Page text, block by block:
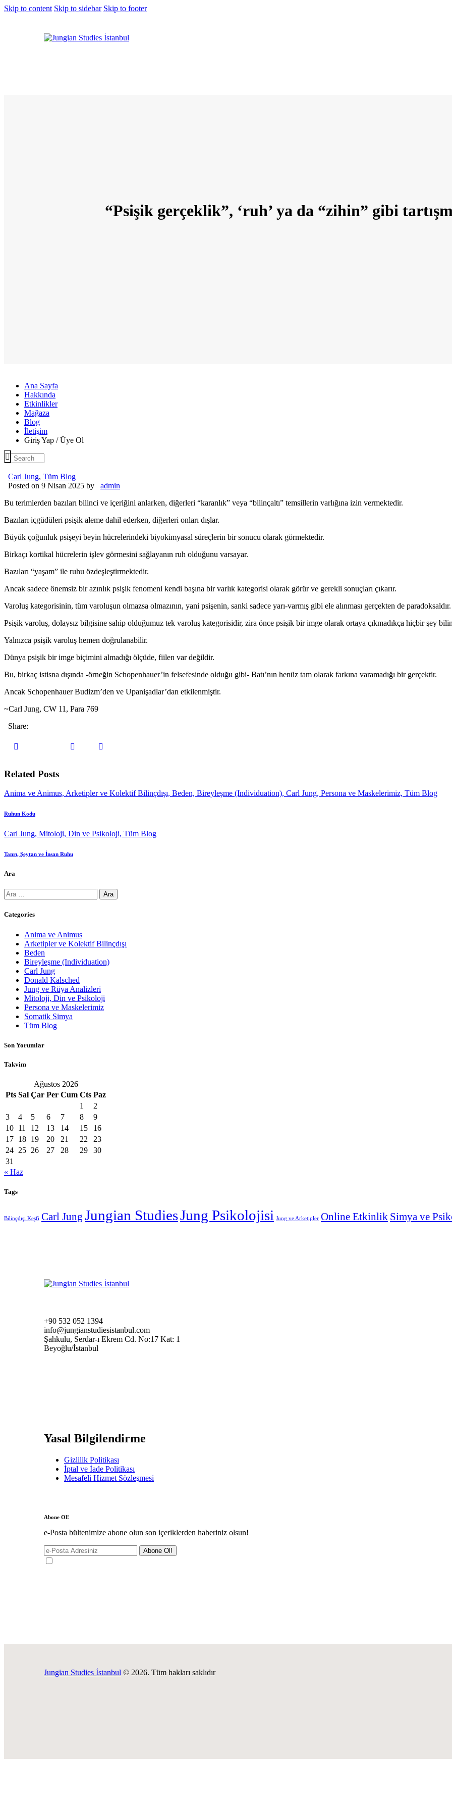
Skip to content Skip to sidebar Skip to footer
“Psişik gerçeklik”, ‘ruh’ ya da “zihin” gibi
Ana Sayfa
Hakkında
Etkinlikler
Mağaza
Blog
İletişim
Giriş Yap / Üye Ol
Carl Jung, Tüm Blog
Posted on 9 Nisan 2025 by
admin
Bu terimlerden bazıları bilinci ve içeriğini anlarken, diğerleri “karanlık” veya “bilinçaltı” temsillerin varlığına izin vermektedir.
Bazıları içgüdüleri psişik aleme dahil ederken, diğerleri onları dışlar.
Büyük çoğunluk psişeyi beyin hücrelerindeki biyokimyasal süreçlerin bir sonucu olarak görmektedir.
Birkaçı kortikal hücrelerin işlev görmesini sağlayanın ruh olduğunu varsayar.
Bazıları “yaşam” ile ruhu özdeşleştirmektedir.
Ancak sadece önemsiz bir azınlık psişik fenomeni kendi başına bir varlık kategorisi olarak görür ve gerekli sonuçları çıkarır.
Varoluş kategorisinin, tüm varoluşun olmazsa olmazının, yani psişenin, sanki sadece yarı-varmış gibi ele alınması gerçekten de paradoksaldır.
Psişik varoluş, dolaysız bilgisine sahip olduğumuz tek varoluş kategorisidir, zira önce psişik bir imge olarak ortaya çıkmadıkça hiçbir şey
Yalnızca psişik varoluş hemen doğrulanabilir.
Dünya psişik bir imge biçimini almadığı ölçüde, fiilen var değildir.
Bu, birkaç istisna dışında -örneğin Schopenhauer’in felsefesinde olduğu gibi- Batı’nın henüz tam olarak farkına varamadığı bir gerçektir.
Ancak Schopenhauer Budizm’den ve Upanişadlar’dan etkilenmiştir.
~Carl Jung, CW 11, Para 769
Share:
Related Posts
Anima ve Animus, Arketipler ve Kolektif Bilinçdışı, Beden, Bireyleşme (Individuation), Carl Jung, Persona ve Maskelerimiz, Tüm Blog
Ruhun Kodu
Carl Jung, Mitoloji, Din ve Psikoloji, Tüm Blog
Tanrı, Şeytan ve İnsan Ruhu
Ara
Arama:
Categories
Anima ve Animus
Arketipler ve Kolektif Bilinçdışı
Beden
Bireyleşme (Individuation)
Carl Jung
Donald Kalsched
Jung ve Rüya Analizleri
Mitoloji, Din ve Psikoloji
Persona ve Maskelerimiz
Somatik Simya
Tüm Blog
Son Yorumlar
Takvim
Ağustos 2026
Pts Sal Çar Per Cum Cts Paz
1
2
3
4 5 6 7 8
9
10 11 12 13 14 15
16
17 18 19 20 21 22
23
24 25 26 27 28 29
30
31
« Haz
Tags
Bilinçdışı Keşfi Carl Jung Jungian StudiesJung Psikolojisi Jung ve Arketipler Online Etkinlik Simya ve
+90 532 052 1394
info@jungianstudiesistanbul.com
Şahkulu, Serdar-ı Ekrem Cd. No:17 Kat: 1
Beyoğlu/İstanbul
Yasal Bilgilendirme
Gizlilik Politikası
İptal ve İade Politikası
Mesafeli Hizmet Sözleşmesi
Abone Ol!
e-Posta bültenimize abone olun son içeriklerden haberiniz olsun!
Jungian Studies İstanbul © 2026. Tüm hakları saklıdır